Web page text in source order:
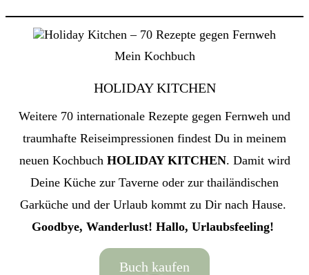
Mein Kochbuch
HOLIDAY KITCHEN
Weitere 70 internationale Rezepte gegen Fernweh und
traumhafte Reiseimpressionen findest Du in meinem
neuen Kochbuch HOLIDAY KITCHEN. Damit wird
Deine Küche zur Taverne oder zur thailändischen
Garküche und der Urlaub kommt zu Dir nach Hause.
Goodbye, Wanderlust! Hallo, Urlaubsfeeling!
Buch kaufen